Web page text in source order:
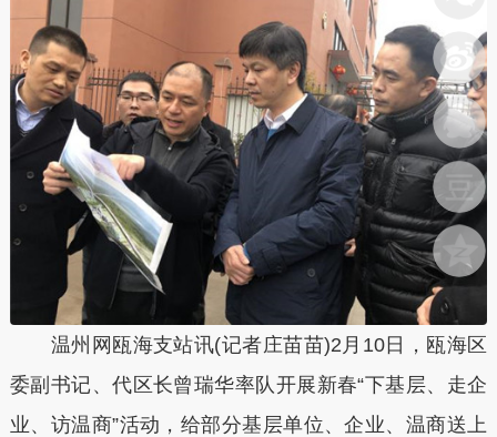
温州网瓯海支站讯(记者庄苗苗)2月10日，瓯海区
委副书记、代区长曾瑞华率队开展新春“下基层、走企
业、访温商”活动，给部分基层单位、企业、温商送上